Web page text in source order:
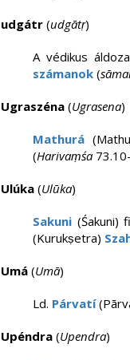
udgátr (udgātṛ)
A védikus
számanok (
Ugraszéna (Ugrasena)
Mathurá
(Harivaṃśa
Ulúka (Ulūka)
Sakuni (Śakuni)
(Kurukṣetra)
Umá (Umā)
Ld. Párvatí
Upéndra (Upendra)